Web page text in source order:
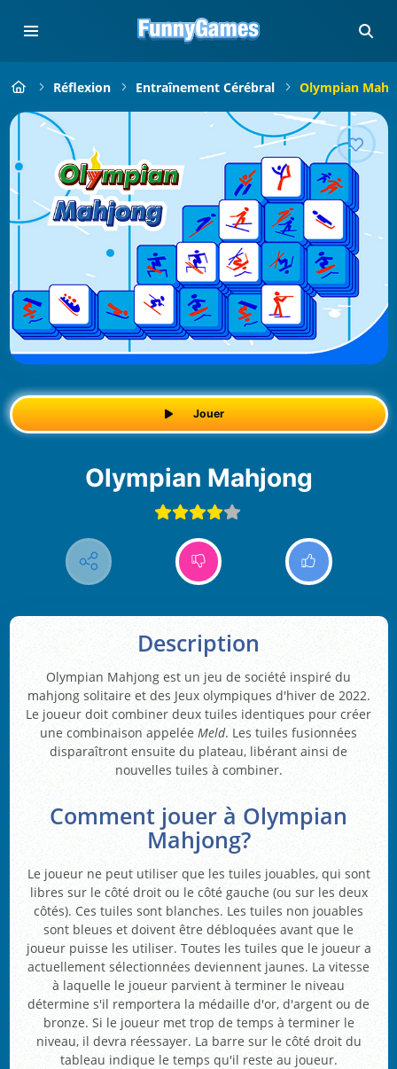
Réflexion Entraînement Cérébral Olympian
Jouer
Olympian Mahjong
Description
Olympian Mahjong est un jeu de société inspiré du
mahjong solitaire et des Jeux olympiques d'hiver de 2022.
Le joueur doit combiner deux tuiles identiques pour créer
une combinaison appelée Meld. Les tuiles fusionnées
disparaîtront ensuite du plateau, libérant ainsi de
nouvelles tuiles à combiner.
Comment jouer à Olympian
Mahjong?
Le joueur ne peut utiliser que les tuiles jouables, qui sont
libres sur le côté droit ou le côté gauche (ou sur les deux
côtés). Ces tuiles sont blanches. Les tuiles non jouables
sont bleues et doivent être débloquées avant que le
joueur puisse les utiliser. Toutes les tuiles que le joueur a
actuellement sélectionnées deviennent jaunes. La vitesse
à laquelle le joueur parvient à terminer le niveau
détermine s'il remportera la médaille d'or, d'argent ou de
bronze. Si le joueur met trop de temps à terminer le
niveau, il devra réessayer. La barre sur le côté droit du
tableau indique le temps qu'il reste au joueur.